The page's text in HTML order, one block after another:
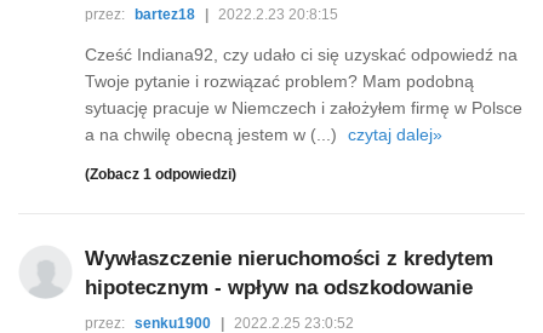
przez: bartez18 2022.2.23 20:8:15
Cześć Indiana92, czy udało ci się uzyskać odpowiedź na
Twoje pytanie i rozwiązać problem? Mam podobną
sytuację pracuje w Niemczech i założyłem firmę w Polsce
a na chwilę obecną jestem w (...)
czytaj dalej»
(Zobacz 1 odpowiedzi)
Wywłaszczenie nieruchomości z kredytem
hipotecznym - wpływ na odszkodowanie
przez: senku1900 2022.2.25 23:0:52